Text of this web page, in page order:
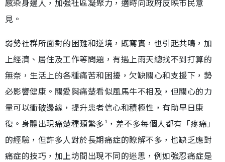
感染身邊人，加強社區凝聚力，適時向政府反映市民意
見。
弱勢社群所面對的困難和逆境，既寫實，也引起共鳴，加
上經濟、居住及工作等問題，有遇上雨天總找不到打算的
無奈，生活上的各種痛苦和困擾，欠缺關心和支援下，勢
必影響健康。關愛與痛楚看似風馬牛不相及，但關心的力
量可以衝破邊緣，提升患者信心和積極性，有助早日康
復。身體出現痛楚種類繁多¹，差不多每個人都有「疼痛」
的經驗，但許多人對於長期痛症的瞭解不多，也缺乏應對
痛症的技巧，加上坊間出現不同的迷思，例如強忍痛症是